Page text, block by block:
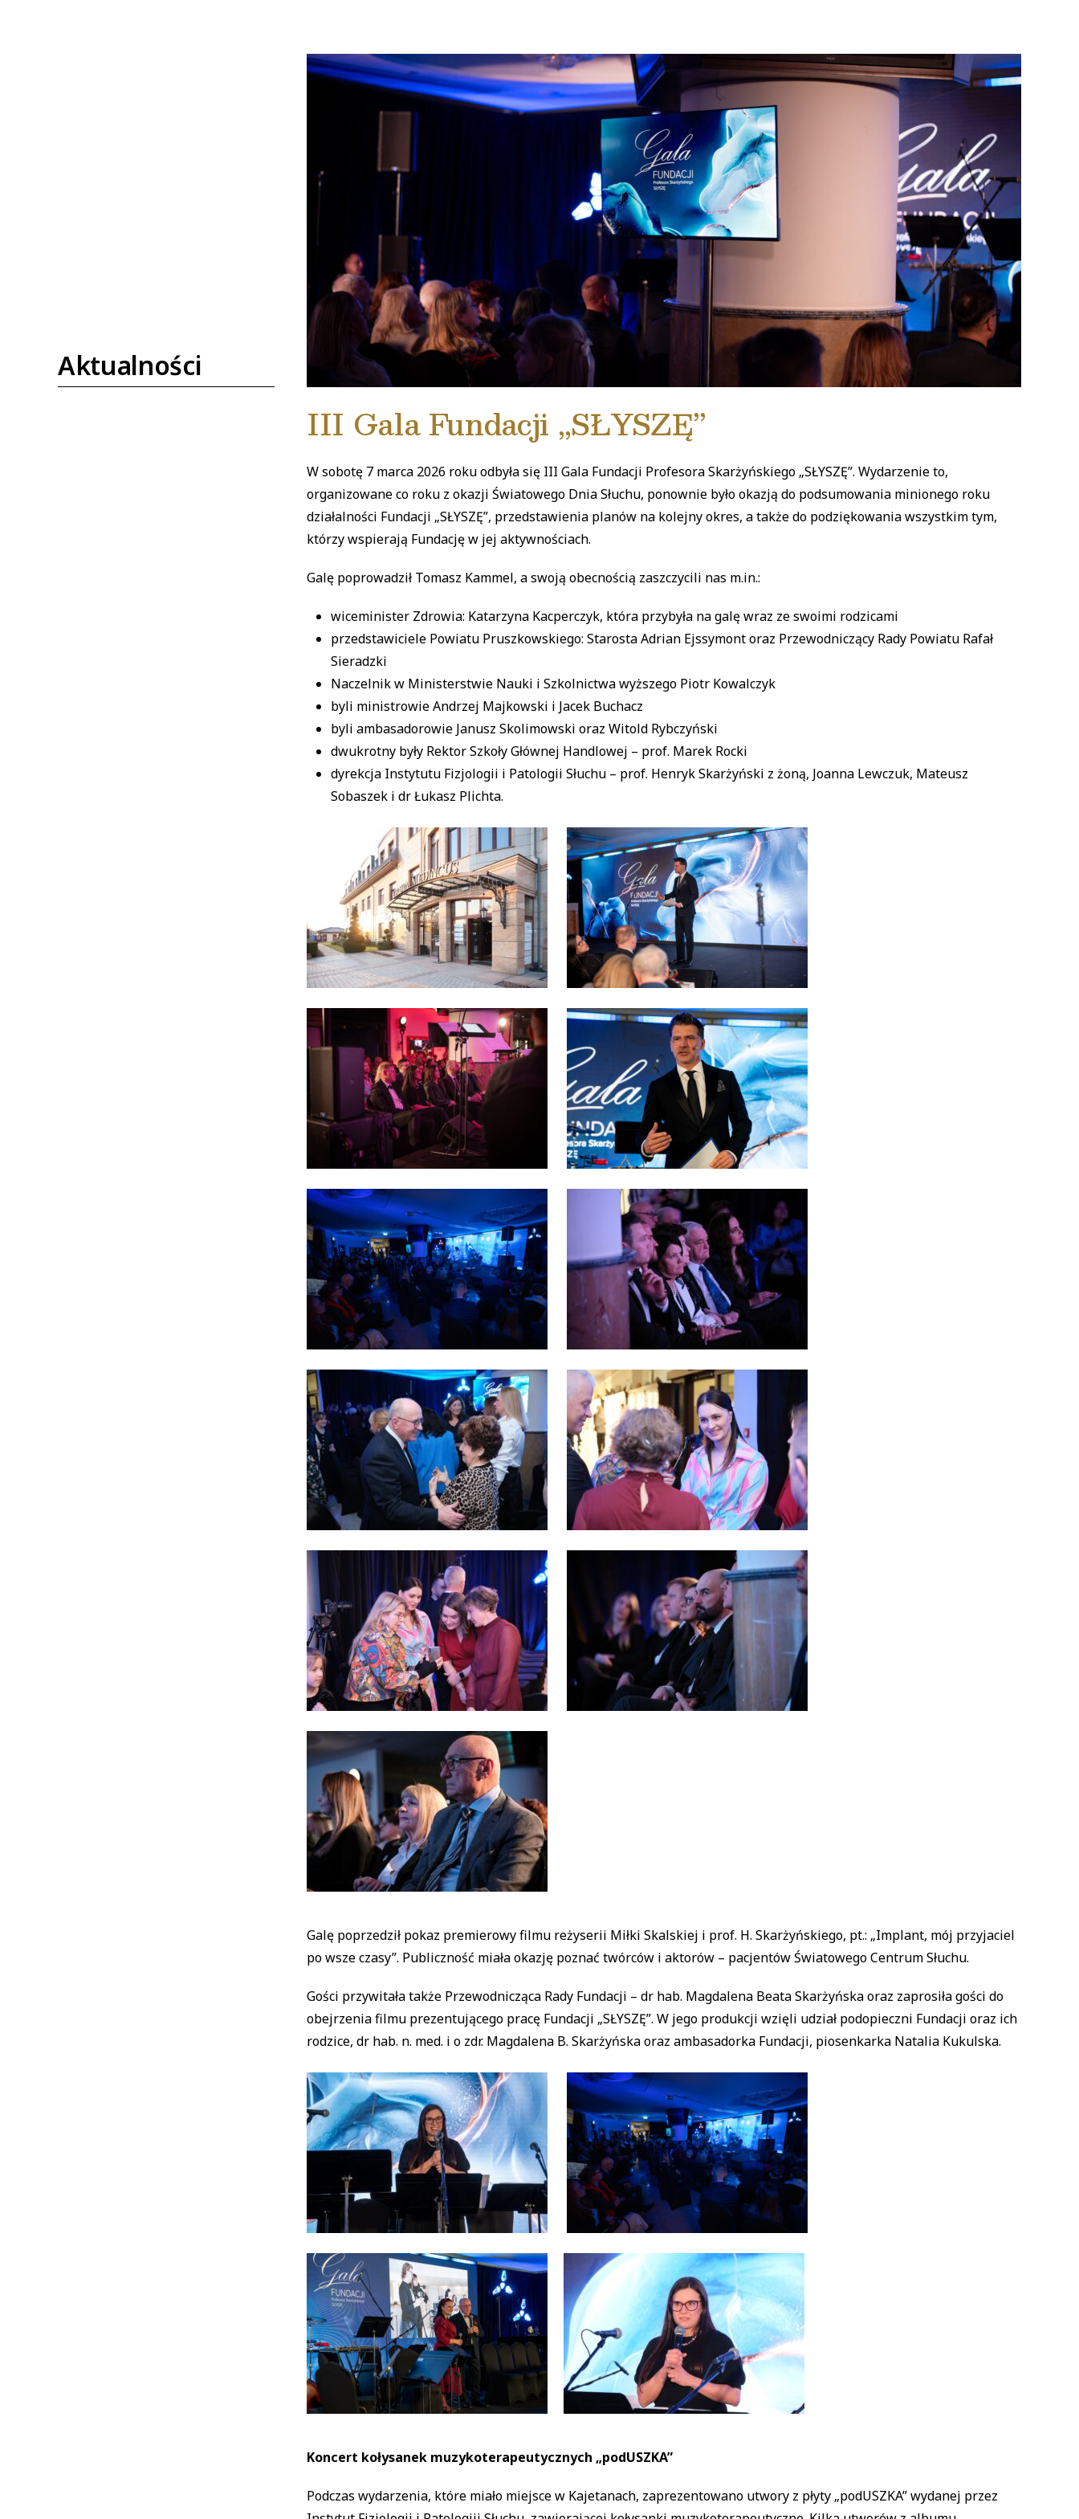
Aktualności
III Gala Fundacji „SŁYSZĘ”
W sobotę 7 marca 2026 roku odbyła się III Gala Fundacji Profesora Skarżyńskiego „SŁYSZĘ”. Wydarzenie to,
organizowane co roku z okazji Światowego Dnia Słuchu, ponownie było okazją do podsumowania minionego roku
działalności Fundacji „SŁYSZĘ”, przedstawienia planów na kolejny okres, a także do podziękowania wszystkim tym,
którzy wspierają Fundację w jej aktywnościach.
Galę poprowadził Tomasz Kammel, a swoją obecnością zaszczycili nas m.in.:
wiceminister Zdrowia: Katarzyna Kacperczyk, która przybyła na galę wraz ze swoimi rodzicami
przedstawiciele Powiatu Pruszkowskiego: Starosta Adrian Ejssymont oraz Przewodniczący Rady Powiatu Rafał
Sieradzki
Naczelnik w Ministerstwie Nauki i Szkolnictwa wyższego Piotr Kowalczyk
byli ministrowie Andrzej Majkowski i Jacek Buchacz
byli ambasadorowie Janusz Skolimowski oraz Witold Rybczyński
dwukrotny były Rektor Szkoły Głównej Handlowej – prof. Marek Rocki
dyrekcja Instytutu Fizjologii i Patologii Słuchu – prof. Henryk Skarżyński z żoną, Joanna Lewczuk, Mateusz
Sobaszek i dr Łukasz Plichta.
Galę poprzedził pokaz premierowy filmu reżyserii Miłki Skalskiej i prof. H. Skarżyńskiego, pt.: „Implant, mój przyjaciel
po wsze czasy”. Publiczność miała okazję poznać twórców i aktorów – pacjentów Światowego Centrum Słuchu.
Gości przywitała także Przewodnicząca Rady Fundacji – dr hab. Magdalena Beata Skarżyńska oraz zaprosiła gości do
obejrzenia filmu prezentującego pracę Fundacji „SŁYSZĘ”. W jego produkcji wzięli udział podopieczni Fundacji oraz ich
rodzice, dr hab. n. med. i o zdr. Magdalena B. Skarżyńska oraz ambasadorka Fundacji, piosenkarka Natalia Kukulska.
Koncert kołysanek muzykoterapeutycznych „podUSZKA”
Podczas wydarzenia, które miało miejsce w Kajetanach, zaprezentowano utwory z płyty „podUSZKA” wydanej przez